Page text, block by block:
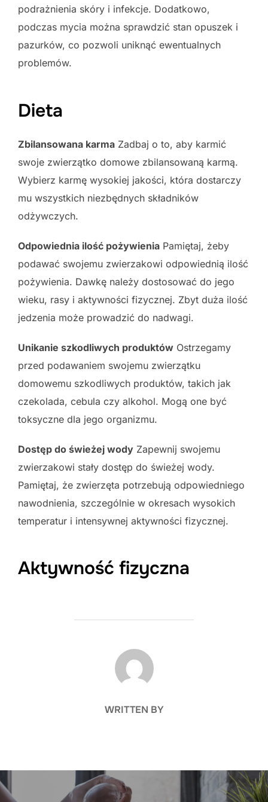
podrażnienia skóry i infekcje. Dodatkowo,
podczas mycia można sprawdzić stan opuszek i
pazurków, co pozwoli uniknąć ewentualnych
problemów.
Dieta
Zbilansowana karma Zadbaj o to, aby karmić
swoje zwierzątko domowe zbilansowaną karmą.
Wybierz karmę wysokiej jakości, która dostarczy
mu wszystkich niezbędnych składników
odżywczych.
Odpowiednia ilość pożywienia Pamiętaj, żeby
podawać swojemu zwierzakowi odpowiednią ilość
pożywienia. Dawkę należy dostosować do jego
wieku, rasy i aktywności fizycznej. Zbyt duża ilość
jedzenia może prowadzić do nadwagi.
Unikanie szkodliwych produktów Ostrzegamy
przed podawaniem swojemu zwierzątku
domowemu szkodliwych produktów, takich jak
czekolada, cebula czy alkohol. Mogą one być
toksyczne dla jego organizmu.
Dostęp do świeżej wody Zapewnij swojemu
zwierzakowi stały dostęp do świeżej wody.
Pamiętaj, że zwierzęta potrzebują odpowiedniego
nawodnienia, szczególnie w okresach wysokich
temperatur i intensywnej aktywności fizycznej.
Aktywność fizyczna
POST AUTHOR
WRITTEN BY
Nawigacja